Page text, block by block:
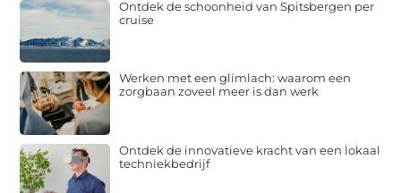
Ontdek de schoonheid van Spitsbergen per
cruise
Werken met een glimlach: waarom een
zorgbaan zoveel meer is dan werk
Ontdek de innovatieve kracht van een lokaal
techniekbedrijf